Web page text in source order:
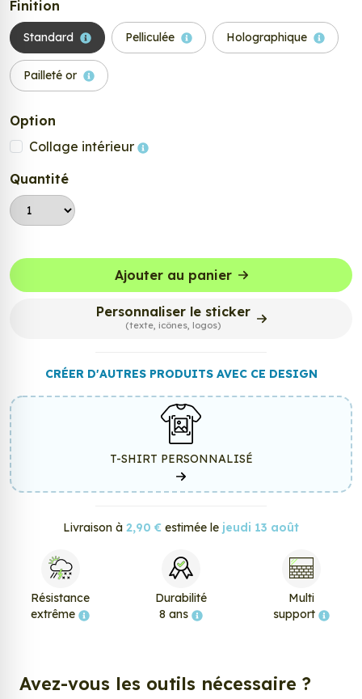
Finition
Standard Pelliculée Holographique
Pailleté or
Option
Collage intérieur
Quantité
Ajouter au panier
Personnaliser le sticker
(texte, icônes, logos)
CRÉER D'AUTRES PRODUITS AVEC CE DESIGN
T-SHIRT PERSONNALISÉ
Livraison à 2,90 € estimée le jeudi 13 août
Résistance
extrême
Durabilité
8 ans
Multi
support
Avez-vous les outils nécessaire ?